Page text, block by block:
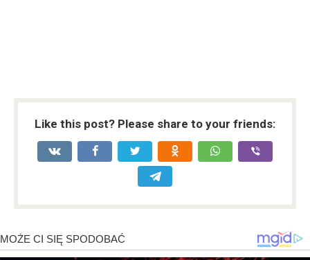
Like this post? Please share to your friends: